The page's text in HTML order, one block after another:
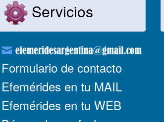
Servicios
Formulario de contacto
Efemérides en tu MAIL
Efemérides en tu WEB